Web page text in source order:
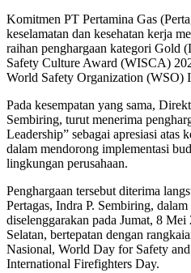
Komitmen PT Pertamina Gas
keselamatan dan kesehatan kerja
raihan penghargaan kategori Gold
Safety Culture Award (WISCA)
World Safety Organization (WSO)
Pada kesempatan yang sama,
Sembiring, turut menerima
Leadership” sebagai apresiasi atas
dalam mendorong implementasi
lingkungan perusahaan.
Penghargaan tersebut diterima
Pertagas, Indra P. Sembiring,
diselenggarakan pada Jumat, 8
Selatan, bertepatan dengan
Nasional, World Day for Safety
International Firefighters Day.